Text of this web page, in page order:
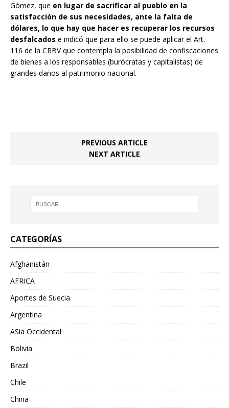
Gómez, que en lugar de sacrificar al pueblo en la
satisfacción de sus necesidades, ante la falta de
dólares, lo que hay que hacer es recuperar los recursos
desfalcados e indicó que para ello se puede aplicar el Art.
116 de la CRBV que contempla la posibilidad de confiscaciones
de bienes a los responsables (burócratas y capitalistas) de
grandes daños al patrimonio nacional.
PREVIOUS ARTICLE
NEXT ARTICLE
CATEGORÍAS
Afghanistán
AFRICA
Aportes de Suecia
Argentina
ASia Occidental
Bolivia
Brazil
Chile
China